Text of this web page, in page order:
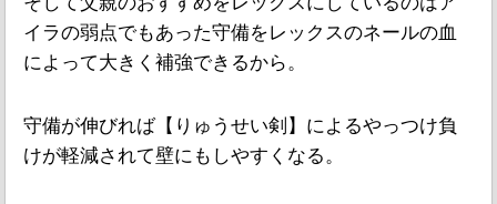
イラの弱点でもあった守備をレックスのネールの血
によって大きく補強できるから。
守備が伸びれば【りゅうせい剣】によるやっつけ負
けが軽減されて壁にもしやすくなる。